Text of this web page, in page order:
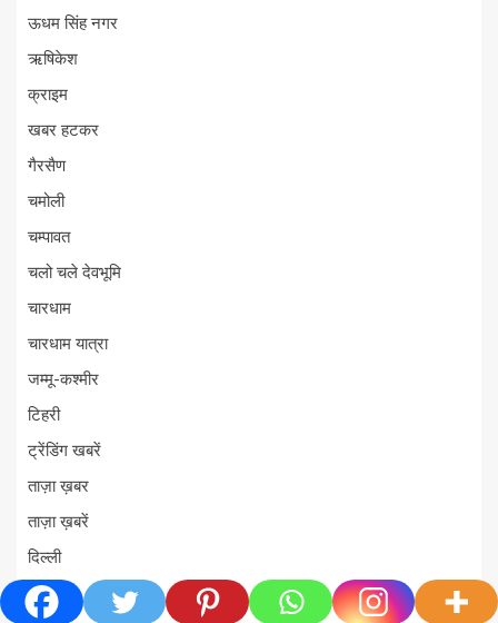
ऊधम सिंह नगर
ऋषिकेश
क्राइम
खबर हटकर
गैरसैण
चमोली
चम्पावत
चलो चले देवभूमि
चारधाम
चारधाम यात्रा
जम्मू-कश्मीर
टिहरी
ट्रेंडिंग खबरें
ताज़ा ख़बर
ताज़ा ख़बरें
दिल्ली
दुर्घटना